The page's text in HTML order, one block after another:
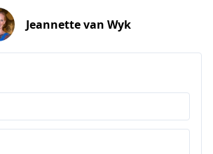
Jeannette van Wyk